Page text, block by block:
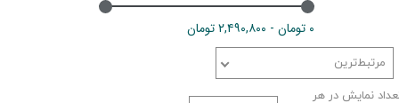
۰ تومان - ۲,۴۹۰,۸۰۰ تومان
مرتبط‌ترین
نمایش در هر